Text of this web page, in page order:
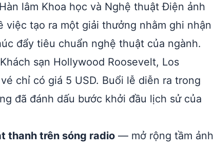
lâm Khoa học và Nghệ thuật Điện ảnh
tạo ra một giải thưởng nhằm ghi nhận
đẩy tiêu chuẩn nghệ thuật của ngành.
sạn Hollywood Roosevelt, Los
chỉ có giá 5 USD. Buổi lễ diễn ra trong
đã đánh dấu bước khởi đầu lịch sử của
thanh trên sóng radio — mở rộng tầm ảnh